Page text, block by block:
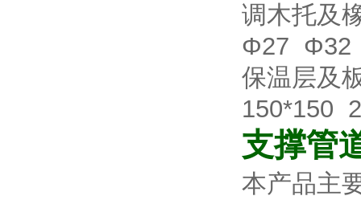
调木托及
Φ27 Φ32
保温层及
150*150
支撑管
本产品主